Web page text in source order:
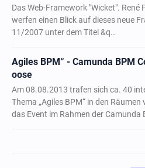
Das Web-Framework "Wicket".
werfen einen Blick auf dieses neue
11/2007 unter dem Titel &q…
Agiles BPM“ - Camunda BPM
oose
Am 08.08.2013 trafen sich ca. 40
Thema „Agiles BPM“ in den
das Event im Rahmen der Camunda